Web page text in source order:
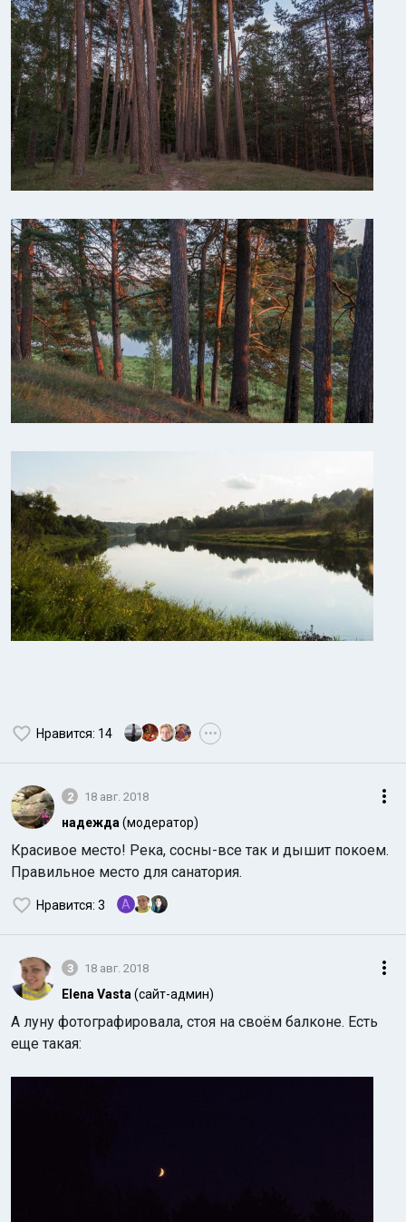
Нравится: 14 •••
2 18 авг. 2018
надежда (модератор)
Красивое место! Река, сосны-все так и дышит покоем.
Правильное место для санатория.
Нравится: 3 A
3 18 авг. 2018
Elena Vasta (сайт-админ)
А луну фотографировала, стоя на своём балконе. Есть
еще такая: